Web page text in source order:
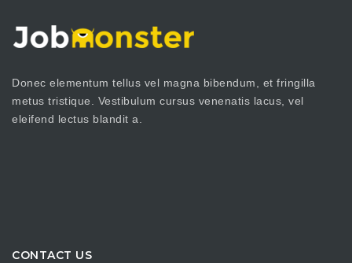
Donec elementum tellus vel magna bibendum, et fringilla
metus tristique. Vestibulum cursus venenatis lacus, vel
eleifend lectus blandit a.
CONTACT US